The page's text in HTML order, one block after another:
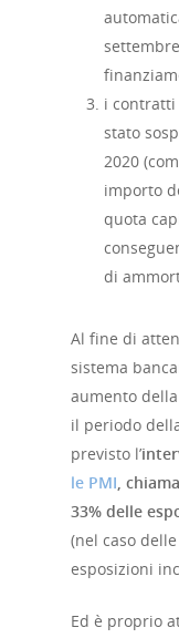
i contratti
stato
2020
importo
quota
di
Al fine di
sistema
aumento
il periodo
previsto l’
le PMI,
33% delle
(nel caso
esposizioni
Ed è proprio